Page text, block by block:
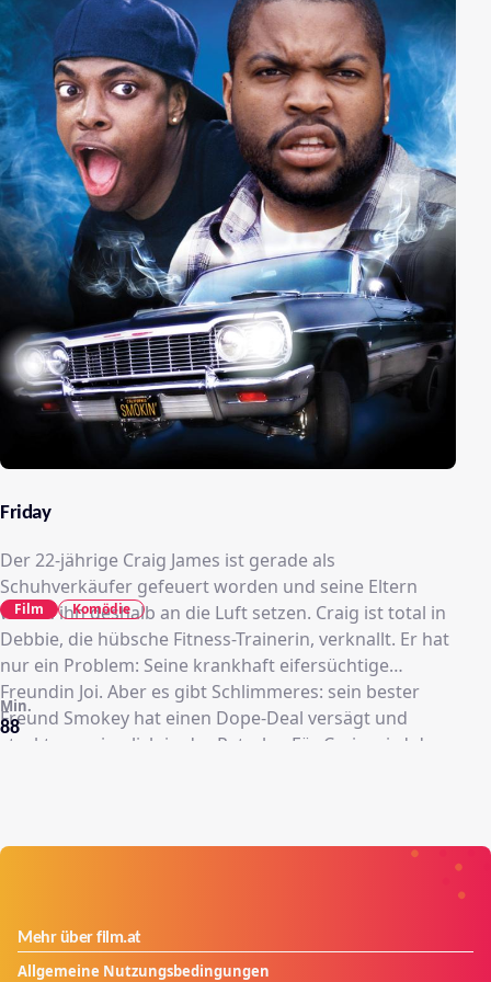
Friday
Der 22-jährige Craig James ist gerade als
Schuhverkäufer gefeuert worden und seine Eltern
wollen ihn deshalb an die Luft setzen. Craig ist total in
Debbie, die hübsche Fitness-Trainerin, verknallt. Er hat
nur ein Problem: Seine krankhaft eifersüchtige
Freundin Joi. Aber es gibt Schlimmeres: sein bester
Freund Smokey hat einen Dope-Deal versägt und
steckt nun ziemlich in der Patsche. Für Craig wird das
Auseinandersetzung mit dem mächtigen Muskelprotz
88
Min.
Film Komödie
Mehr über film.at
Allgemeine Nutzungsbedingungen